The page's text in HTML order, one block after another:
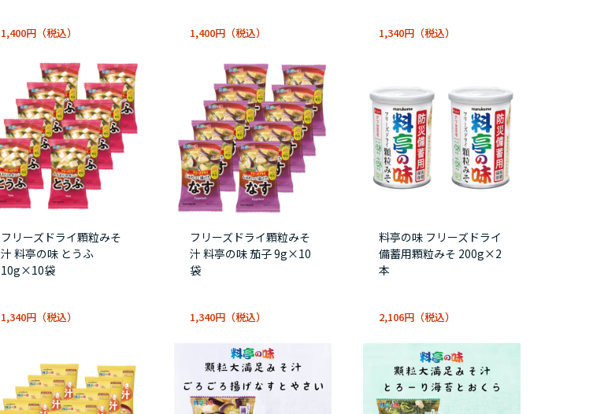
1,400円 1,400円 1,340円
フリーズドライ顆粒みそ
汁 料亭の味 とうふ
10g×10袋
1,340円
フリーズドライ顆粒みそ
汁 料亭の味 茄子 9g×10
袋
1,340円
料亭の味 フリーズドライ
備蓄用顆粒みそ 200g×2
本
2,106円